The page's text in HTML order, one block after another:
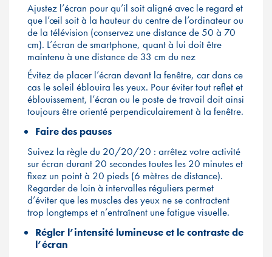
Ajustez l’écran pour qu’il soit aligné avec le regard et
que l’œil soit à la hauteur du centre de l’ordinateur ou
de la télévision (conservez une distance de 50 à 70
cm). L’écran de smartphone, quant à lui doit être
maintenu à une distance de 33 cm du nez
Évitez de placer l’écran devant la fenêtre, car dans ce
cas le soleil éblouira les yeux. Pour éviter tout reflet et
éblouissement, l’écran ou le poste de travail doit ainsi
toujours être orienté perpendiculairement à la fenêtre.
Faire des pauses
Suivez la règle du 20/20/20 : arrêtez votre activité
sur écran durant 20 secondes toutes les 20 minutes et
fixez un point à 20 pieds (6 mètres de distance).
Regarder de loin à intervalles réguliers permet
d’éviter que les muscles des yeux ne se contractent
trop longtemps et n’entraînent une fatigue visuelle.
Régler l’intensité lumineuse et le contraste de
l’écran